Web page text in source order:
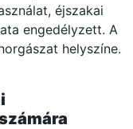
éjszakai
engedélyzett. A
helyszíne.